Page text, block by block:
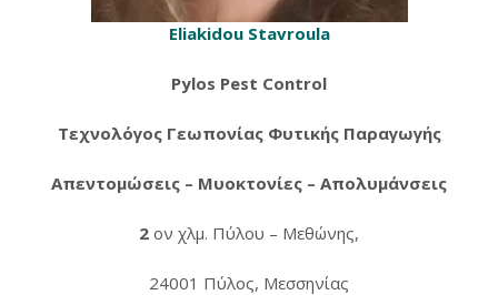
Eliakidou Stavroula
Pylos Pest Control
Τεχνολόγος Γεωπονίας Φυτικής Παραγωγής
Απεντομώσεις – Μυοκτονίες – Απολυμάνσεις
2 ον χλμ. Πύλου – Μεθώνης,
24001 Πύλος, Μεσσηνίας